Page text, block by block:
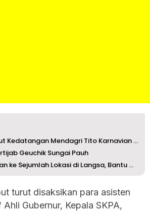
Wagub Aceh Sambut Kedatangan Mendagri Tito Karnavian Jela...
Geuchik Sungai Pauh
ke Sejumlah Lokasi di Langsa, Bantu ...
turut disaksikan para asisten
Gubernur, Kepala SKPA,